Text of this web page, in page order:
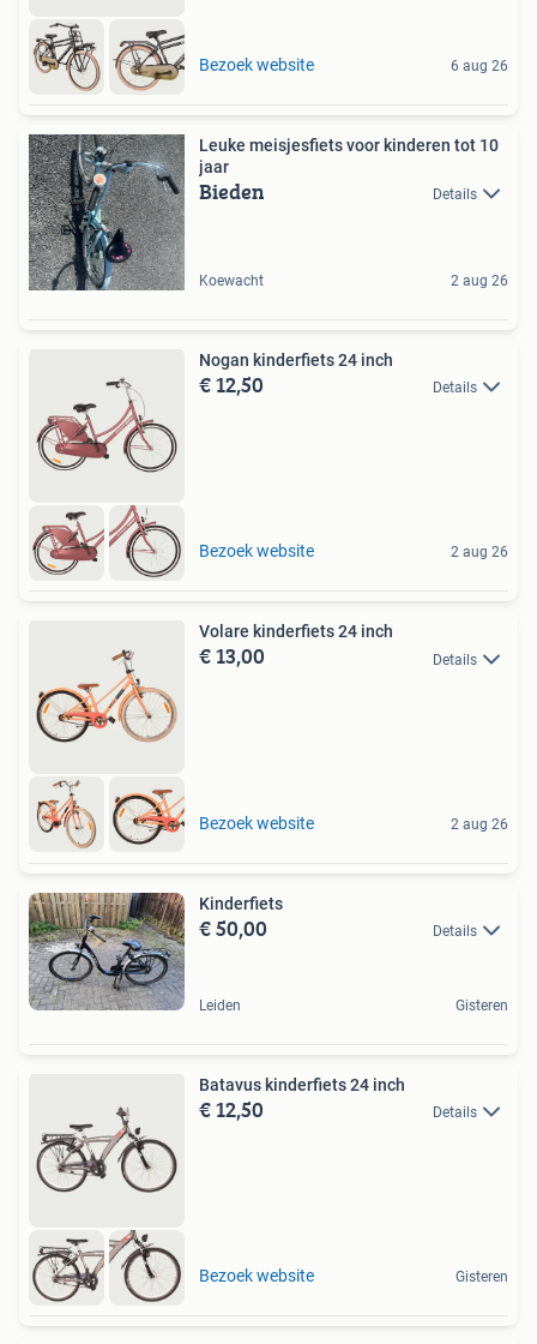
Bezoek website 6 aug 26
Leuke meisjesfiets voor kinderen tot 10
jaar
Bieden Details
Koewacht 2 aug 26
Nogan kinderfiets 24 inch
€ 12,50 Details
Bezoek website 2 aug 26
Volare kinderfiets 24 inch
€ 13,00 Details
Bezoek website 2 aug 26
Kinderfiets
€ 50,00 Details
Leiden Gisteren
Batavus kinderfiets 24 inch
€ 12,50 Details
Bezoek website Gisteren